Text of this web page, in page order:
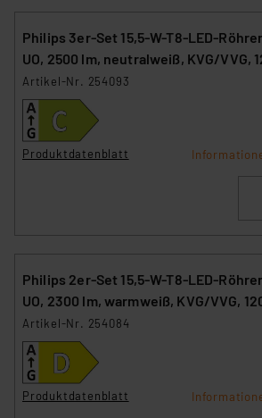
Angemessenheitsbeschluss der EU.
dass die USA als Land mit
Datenschutz nach EU-Standards
besteht etwa das Risiko, dass US-
personenbezogene Daten in
Überwachungsprogrammen
hiergegen Klagemöglichkeiten für
Unsere Kooperation mit diesen
sich auf die
insbesondere der Art der
verbundenen Risiken.“
Impressum
Philips 3er-Set 15,5-W-T8-LED-
UO, 2500 lm, neutralweiß, KVG/VVG,
Artikel-Nr. 254093
Produktdatenblatt
Philips 2er-Set 15,5-W-T8-LED-
UO, 2300 lm, warmweiß, KVG/VVG,
Artikel-Nr. 254084
Produktdatenblatt